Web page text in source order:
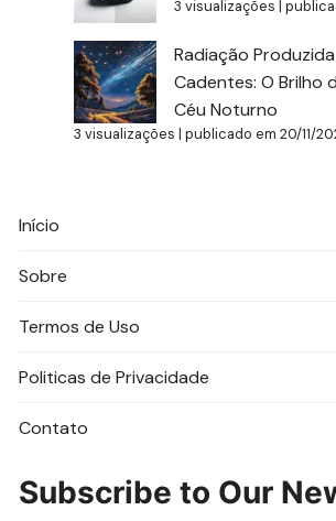
3 visualizações |
Radiação
Cadentes: O Brilho
Céu Noturno
3 visualizações |publicado em 20/11/
Início
Sobre
Termos de Uso
Politicas de Privacidade
Contato
Subscribe to Our